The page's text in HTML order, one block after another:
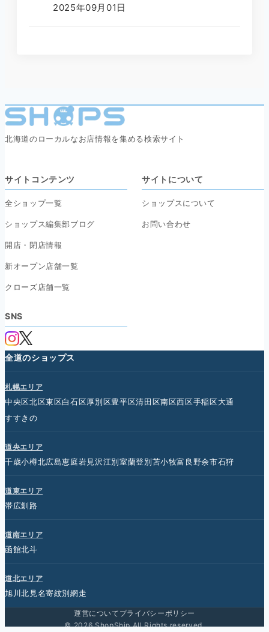
2025年09月01日
北海道のローカルなお店情報を集める検索サイト
サイトコンテンツ
全ショップ一覧
ショップス編集部ブログ
開店・閉店情報
新オープン店舗一覧
クローズ店舗一覧
サイトについて
ショップスについて
お問い合わせ
SNS
全道のショップス
札幌エリア
中央区北区東区白石区厚別区豊平区清田区南区西区手稲区大通
すすきの
道央エリア
千歳小樽北広島恵庭岩見沢江別室蘭登別苫小牧富良野余市石狩
道東エリア
帯広釧路
道南エリア
函館北斗
道北エリア
旭川北見 名寄紋別網走
運営について プライバシーポリシー
© 2026 ShopShip All Rights reserved.